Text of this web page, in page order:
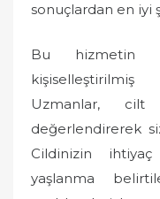
sonuçlardan en iyi
Bu hizmetin
kişiselleştirilmiş
Uzmanlar, cilt
değerlendirerek
Cildinizin
yaşlanma